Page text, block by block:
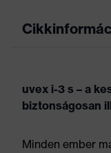
uvex i-3 s – a
biztonságosan
Minden ember